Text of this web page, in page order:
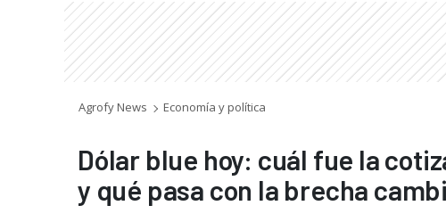
Agrofy News Economía y política
Dólar blue hoy: cuál fue la
y qué pasa con la brecha